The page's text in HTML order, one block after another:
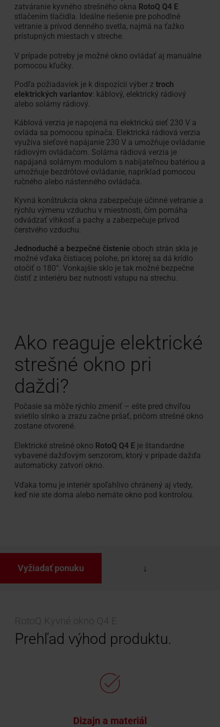
zatváranie kyvného strešného okna RotoQ Q4 E
stlačením tlačidla. Ideálne riešenie pre pohodlné
vetranie a prívod denného svetla, najmä na ťažko
prístupných miestach v streche.
V prípade potreby je možné okno ovládať aj manuálne
pomocou kľučky.
Podľa požiadaviek je k dispozícii výber z troch
elektrických variantov: káblový, elektrický rádiový
alebo solárny rádiový.
Káblová verzia je napojená na elektrickú sieť 230 V a
ovláda sa pomocou spínača. Elektrická rádiová verzia
využíva sieťové napájanie 230 V a umožňuje ovládanie
rádiovým ovládačom. Solárna rádiová verzia je
napájaná solárnym modulom s nabíjateľnou batériou a
umožňuje bezdrôtové ovládanie, napríklad pomocou
ručného alebo nástenného ovládača.
Kyvná konštrukcia okna zabezpečuje účinné vetranie a
rýchlu výmenu vzduchu v miestnosti, čím pomáha
odvádzať vlhkosť a pachy a zabezpečuje prívod
čerstvého vzduchu.
Jednoduché a bezpečné čistenie oboch strán skla je
možné vďaka čistiacej polohe, pri ktorej sa dá krídlo
otočiť o 180°. Vonkajšie sklo je tak možné bezpečne
čistiť z interiéru bez nutnosti vstupu na strechu.
Ako reaguje elektrické
strešné okno pri
daždi?
Počasie sa môže rýchlo zmeniť – ešte pred chvíľou
svietilo slnko a zrazu začne pršať, pričom strešné okno
zostane otvorené.
Elektrické strešné okno RotoQ Q4 Eje štandardne
vybavené dažďovým senzorom, ktorý v prípade dažďa
automaticky zatvorí okno.
Vďaka tomu je interiér spoľahlivo chránený aj vtedy,
keď nie ste doma alebo nemáte okno pod kontrolou.
Vyžiadať ponuku
RotoQ Kyvné okno Q4 E
Prehľad výhod produktu.
Dizajn a materiál